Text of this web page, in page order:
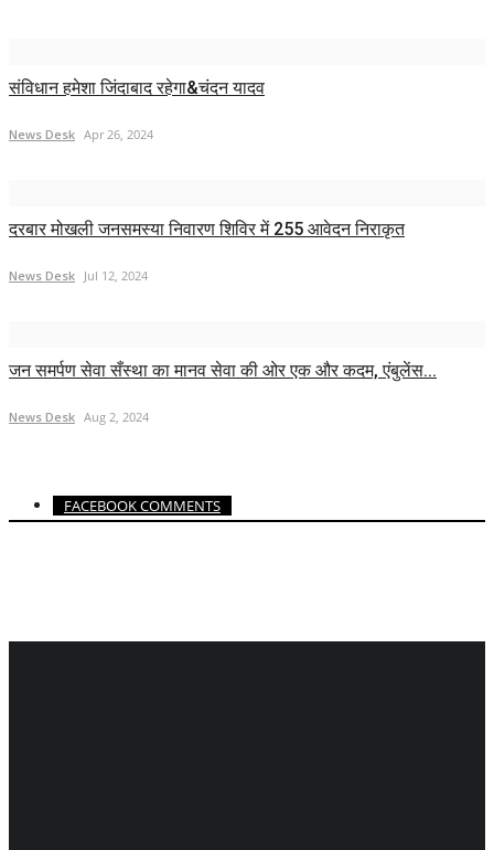
संविधान हमेशा जिंदाबाद रहेगा&चंदन यादव
News Desk Apr 26, 2024
दरबार मोखली जनसमस्या निवारण शिविर में 255 आवेदन निराकृत
News Desk Jul 12, 2024
जन समर्पण सेवा सँस्था का मानव सेवा की ओर एक और कदम, एंबुलेंस...
News Desk Aug 2, 2024
FACEBOOK COMMENTS